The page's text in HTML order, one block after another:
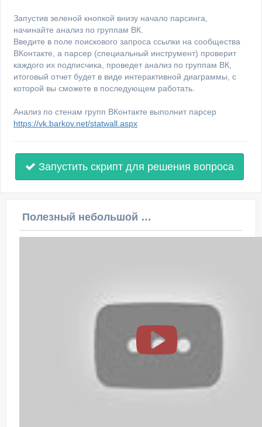
Запустив зеленой кнопкой внизу начало парсинга,
начинайте анализ по группам ВК.
Введите в поле поискового запроса ссылки на сообщества
ВКонтакте, а парсер (специальный инструмент) проверит
каждого их подписчика, проведет анализ по группам ВК,
итоговый отчет будет в виде интерактивной диаграммы, с
которой вы сможете в последующем работать.
Анализ по стенам групп ВКонтакте выполнит парсер
https://vk.barkov.net/statwall.aspx
Запустить скрипт для решения вопроса
Полезный небольшой видеоурок по этой теме